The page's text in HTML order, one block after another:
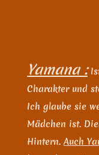
Yamana :
Charakter und
Ich glaube sie
Mädchen ist.
Hintern.Auch